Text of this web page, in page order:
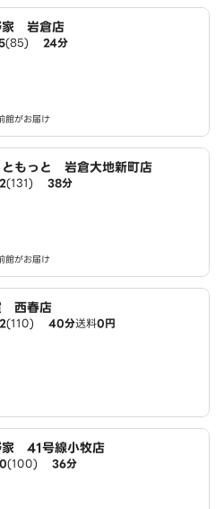
家 岩倉店
(85) 24分
館がお届け
ともっと 岩倉大地新町店
(131) 38分
館がお届け
西春店
(110) 40分送料0円
家 41号線小牧店
(100) 36分